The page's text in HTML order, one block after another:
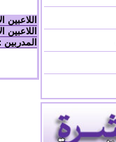
اللاعبين
اللاعبين
المدربين :